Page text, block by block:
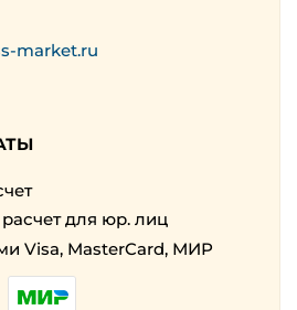
market.ru
для юр. лиц
Visa, MasterCard, МИР